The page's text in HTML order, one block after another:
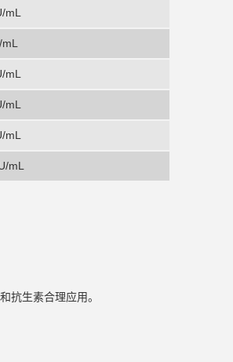
mL
mL
mL
mL
mL
mL
抗生素合理应用。